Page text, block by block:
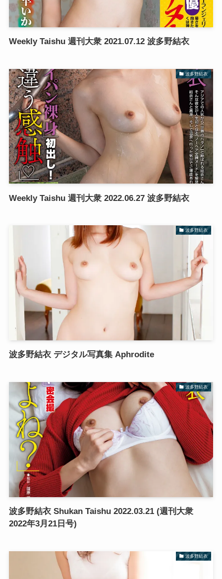
Weekly Taishu 週刊大衆 2021.07.12 波多野結衣
波多野結衣
Weekly Taishu 週刊大衆 2022.06.27 波多野結衣
波多野結衣
波多野結衣 デジタル写真集 Aphrodite
波多野結衣
波多野結衣 Shukan Taishu 2022.03.21 (週刊大衆
2022年3月21日号)
波多野結衣